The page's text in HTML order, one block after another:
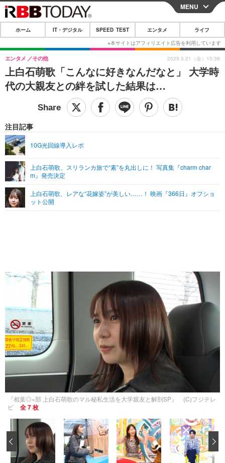
CLOSE
ホーム
IT・デジタル
IT・デジタルTOP スマートフォン
ショッピング その他
SPEED TEST
エンタメTOP 映画・ドラマ
グラビア
ショッピング その他
ライフTOP
その他
リリース一覧
プッシュ通知の停止方法
MENU
ホーム IT・デジタル SPEED TEST エンタメ ライフ
上白石萌歌「こんなに好きなんだなと」 大学時
代の大親友との絆を試した結果は…
エンタメ その他
注目記事
10G光回線導入レポ
上白石萌歌、スリランカ旅で“素”を丸出しに！ 写真集『charm char
m』発売決定
上白石萌歌、レアな“花嫁姿”が美しい……！ 映画『366日』オフショ
ット公開
2025.3.21（金）15:38
『相葉◎×部 上白石萌歌のマル秘私生活を大学親友と解剖SP』 (C)フジテレ
ビ
全 7 枚
‹